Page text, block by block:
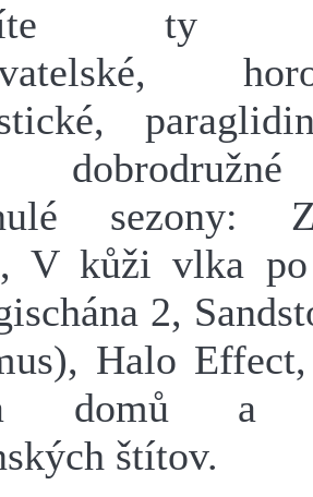
ty
sezony:
V kůži vlka po
2,
Halo
domů a
štítov.